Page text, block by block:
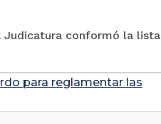
Judicatura conformó la lista
para reglamentar las